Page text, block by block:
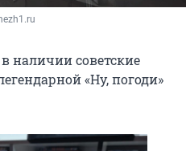
наличии советские
«Ну, погоди»